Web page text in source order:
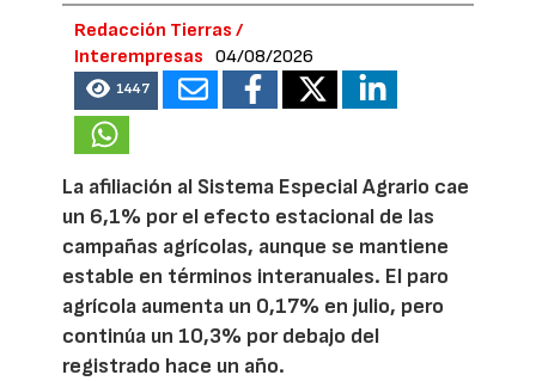
Redacción Tierras /
Interempresas
04/08/2026
1447
La afiliación al Sistema Especial Agrario cae
un 6,1% por el efecto estacional de las
campañas agrícolas, aunque se mantiene
estable en términos interanuales. El paro
agrícola aumenta un 0,17% en julio, pero
continúa un 10,3% por debajo del
registrado hace un año.